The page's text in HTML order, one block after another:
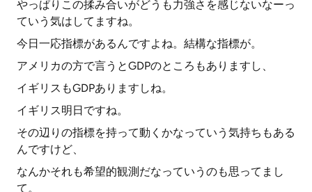
やっぱりこの揉み合いがどうも力強さを感じないなーっ
ていう気はしてますね。
今日一応指標があるんですよね。結構な指標が。
アメリカの方で言うとGDPのところもありますし、
イギリスもGDPありますしね。
イギリス明日ですね。
その辺りの指標を持って動くかなっていう気持ちもある
んですけど、
なんかそれも希望的観測だなっていうのも思ってまし
て。